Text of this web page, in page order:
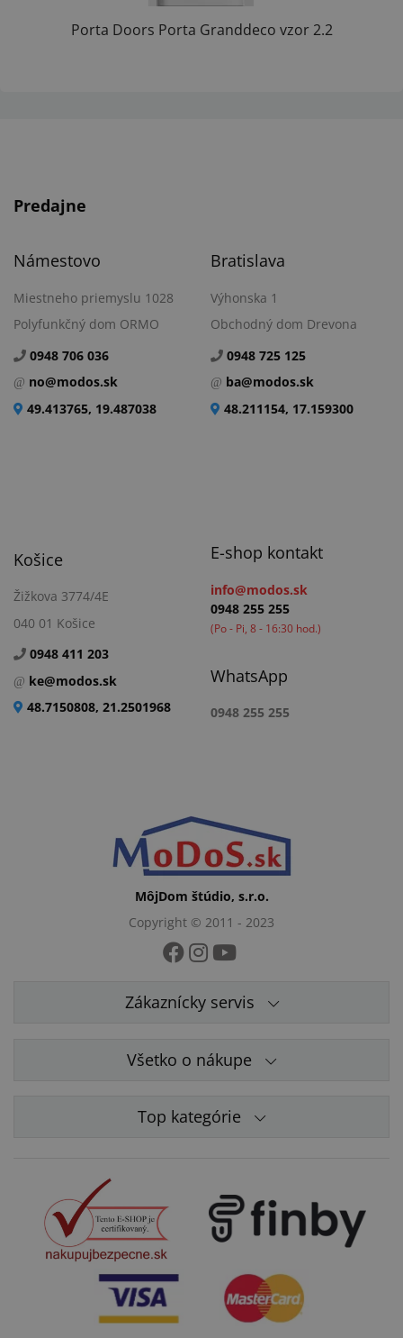
Porta Doors Porta Granddeco vzor 2.2
Predajne
Námestovo
Miestneho priemyslu 1028
Polyfunkčný dom ORMO
0948 706 036
no@modos.sk
49.413765, 19.487038
Bratislava
Výhonska 1
Obchodný dom Drevona
0948 725 125
ba@modos.sk
48.211154, 17.159300
Košice
Žižkova 3774/4E
040 01 Košice
0948 411 203
ke@modos.sk
48.7150808, 21.2501968
E-shop kontakt
info@modos.sk
0948 255 255
(Po - Pi, 8 - 16:30 hod.)
WhatsApp
0948 255 255
MôjDom štúdio, s.r.o.
Copyright © 2011 - 2023
Zákaznícky servis
Všetko o nákupe
Top kategórie